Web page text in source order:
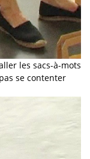
les sacs-à-mots
se contenter